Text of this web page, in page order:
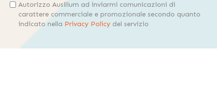
Autorizzo Ausilium ad inviarmi comunicazioni di
carattere commerciale e promozionale secondo quanto
indicato nella Privacy Policy del servizio